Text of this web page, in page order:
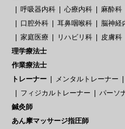
呼吸器内科
心療内科 麻酔科
口腔外科
耳鼻咽喉科 脳神経
家庭医療
リハビリ科 皮膚科
理学療法士
作業療法士
トレーナー
メンタルトレーナー
フィジカルトレーナー
パーソ
鍼灸師
あん摩マッサージ指圧師